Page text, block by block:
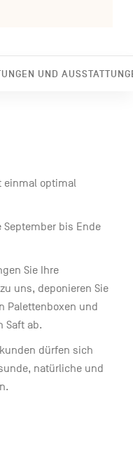
UND
einmal optimal
September bis Ende
Sie Ihre
uns, deponieren Sie
Palettenboxen und
Saft ab.
dürfen sich
natürliche und